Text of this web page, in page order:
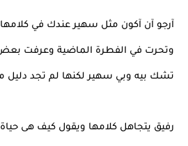
آرجو آن آكون مثل سهير عندك في
وتحرت في الفطرة الماضية وعرفت بعض
تشك بيه وبي سهير لكنها لم تجد دليل
رفيق يتجاهل كلامها ويقول كيف هى